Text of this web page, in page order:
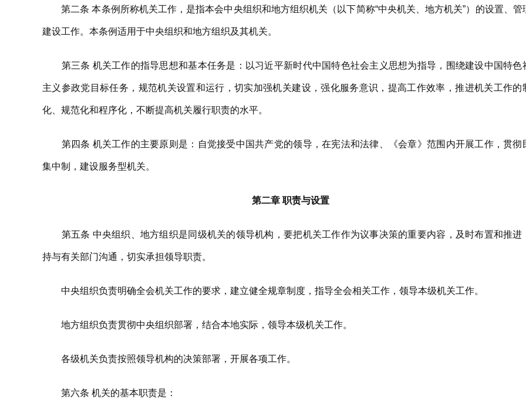
第二条 本条例所称机关工作，是指本会中央组织和地方组织机关（以下简称“中央机关、地方机关”）的设置、管
建设工作。本条例适用于中央组织和地方组织及其机关。
第三条 机关工作的指导思想和基本任务是：以习近平新时代中国特色社会主义思想为指导，围绕建设中国特色
主义参政党目标任务，规范机关设置和运行，切实加强机关建设，强化服务意识，提高工作效率，推进机关工作的
化、规范化和程序化，不断提高机关履行职责的水平。
第四条 机关工作的主要原则是：自觉接受中国共产党的领导，在宪法和法律、《会章》范围内开展工作，贯彻
集中制，建设服务型机关。
第二章 职责与设置
第五条 中央组织、地方组织是同级机关的领导机构，要把机关工作作为议事决策的重要内容，及时布置和推进
持与有关部门沟通，切实承担领导职责。
中央组织负责明确全会机关工作的要求，建立健全规章制度，指导全会相关工作，领导本级机关工作。
地方组织负责贯彻中央组织部署，结合本地实际，领导本级机关工作。
各级机关负责按照领导机构的决策部署，开展各项工作。
第六条 机关的基本职责是：